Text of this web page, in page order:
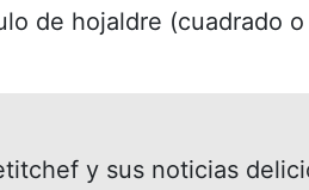
de hojaldre (cuadrado
y sus noticias